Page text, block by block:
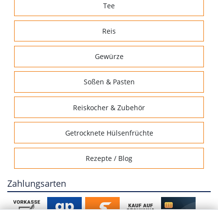
Tee
Reis
Gewürze
Soßen & Pasten
Reiskocher & Zubehör
Getrocknete Hülsenfrüchte
Rezepte / Blog
Zahlungsarten